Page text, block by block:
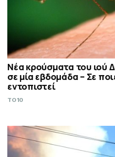
Νέα κρούσματα του ιού
σε μία εβδομάδα – Σε
εντοπιστεί
TO10